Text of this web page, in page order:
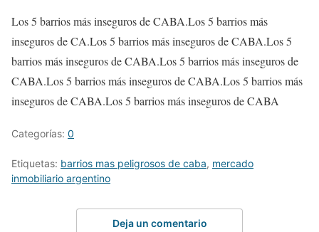
Los 5 barrios más inseguros de CABA.Los 5 barrios más
inseguros de CA.Los 5 barrios más inseguros de CABA.Los 5
barrios más inseguros de CABA.Los 5 barrios más inseguros de
CABA.Los 5 barrios más inseguros de CABA.Los 5 barrios más
inseguros de CABA.Los 5 barrios más inseguros de CABA
Categorías: 0
Etiquetas: barrios mas peligrosos de caba, mercado
inmobiliario argentino
Deja un comentario